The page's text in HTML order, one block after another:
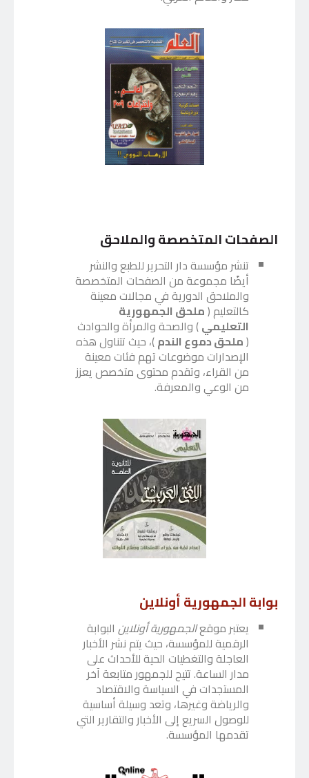
الصفحات المتخصصة والملاحق
تنشر مؤسسة دار التحرير للطبع والنشر
أيضًا مجموعة من الصفحات المتخصصة
والملاحق الدورية في مجالات معينة
كالتعليم (ملحق الجمهورية
التعليمي) والصحة والمرأة والحوادث
(ملحق دموع الندم)، حيث تتناول هذه
الإصدارات موضوعات تهم فئات معينة
من القراء، وتقدم محتوى متخصص يعزز
من الوعي والمعرفة.
بوابة الجمهورية أونلاين
يعتبر موقعالجمهورية أونلاين البوابة
الرقمية للمؤسسة، حيث يتم نشر الأخبار
العاجلة والتغطيات الحية للأحداث على
مدار الساعة. تتيح للجمهور متابعة آخر
المستجدات في السياسة والاقتصاد
والرياضة وغيرها، وتعد وسيلة أساسية
للوصول السريع إلى الأخبار والتقارير التي
تقدمها المؤسسة.